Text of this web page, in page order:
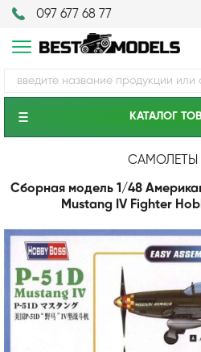
097 677 68 77
КАТАЛОГ
САМОЛЕТЫ
Сборная модель 1/48
Mustang IV Fighter